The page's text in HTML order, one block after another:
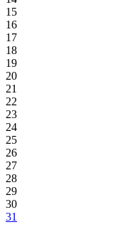
15
16
17
18
19
20
21
22
23
24
25
26
27
28
29
30
31